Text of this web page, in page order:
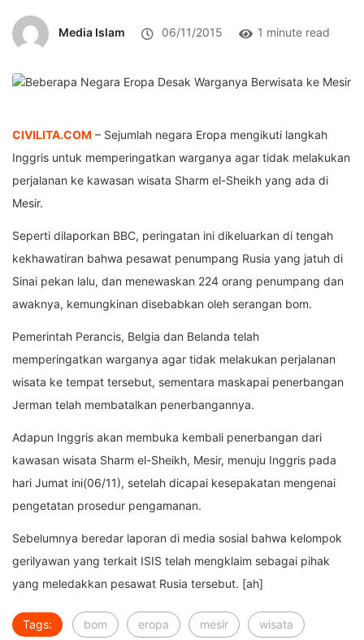
Media Islam 06/11/2015 1 minute read
CIVILITA.COM – Sejumlah negara Eropa mengikuti langkah
Inggris untuk memperingatkan warganya agar tidak melakukan
perjalanan ke kawasan wisata Sharm el-Sheikh yang ada di
Mesir.
Seperti dilaporkan BBC, peringatan ini dikeluarkan di tengah
kekhawatiran bahwa pesawat penumpang Rusia yang jatuh di
Sinai pekan lalu, dan menewaskan 224 orang penumpang dan
awaknya, kemungkinan disebabkan oleh serangan bom.
Pemerintah Perancis, Belgia dan Belanda telah
memperingatkan warganya agar tidak melakukan perjalanan
wisata ke tempat tersebut, sementara maskapai penerbangan
Jerman telah membatalkan penerbangannya.
Adapun Inggris akan membuka kembali penerbangan dari
kawasan wisata Sharm el-Sheikh, Mesir, menuju Inggris pada
hari Jumat ini(06/11), setelah dicapai kesepakatan mengenai
pengetatan prosedur pengamanan.
Sebelumnya beredar laporan di media sosial bahwa kelompok
gerilyawan yang terkait ISIS telah mengklaim sebagai pihak
yang meledakkan pesawat Rusia tersebut. [ah]
Tags: bom eropa mesir wisata